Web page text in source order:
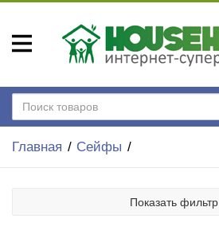
Главная Сейфы
Показать фильтр